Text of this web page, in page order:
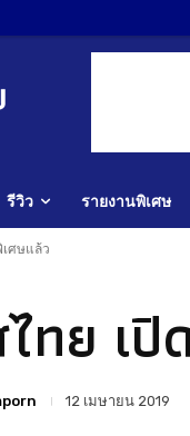
รีวิว รายงานพิเศษ
เศษแล้ว
ไทย เ
12 เมษายน 2019